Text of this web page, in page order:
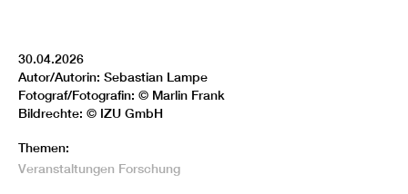
30.04.2026
Autor/Autorin: Sebastian Lampe
Fotograf/Fotografin: © Marlin Frank
Bildrechte: © IZU GmbH
Themen:
Veranstaltungen Forschung